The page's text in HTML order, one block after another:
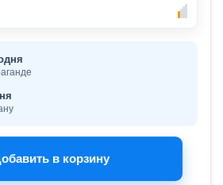
в корзину